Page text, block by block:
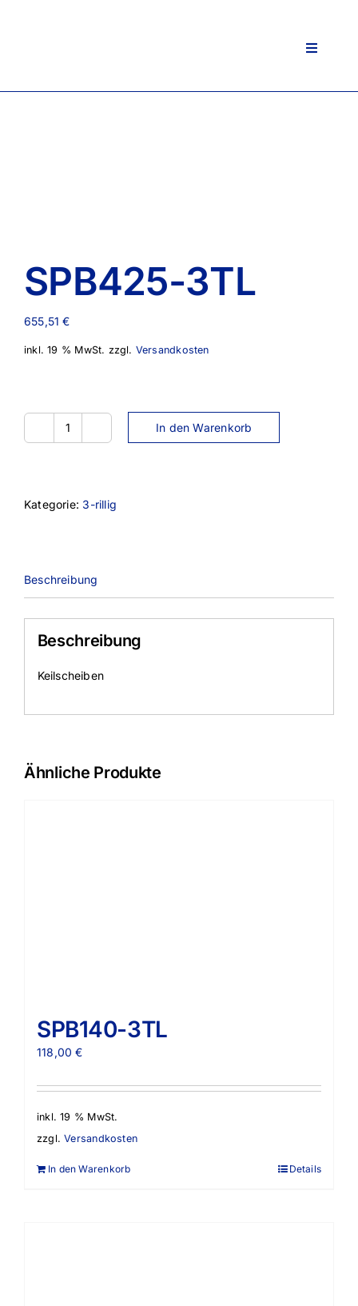
Toggle
SPB425-3TL
655,51€
inkl. 19 % MwSt. zzgl. Versandkosten
SPB425-
In den Warenkorb
Kategorie: 3-rillig
Beschreibung
Beschreibung
Keilscheiben
Ähnliche Produkte
SPB140-3TL
118,00€
inkl. 19 % MwSt.
zzgl.Versandkosten
In den Warenkorb Details